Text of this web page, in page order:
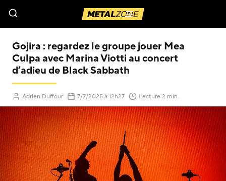
Menu
Gojira : regardez le groupe jouer Mea
Culpa avec Marina Viotti au concert
d’adieu de Black Sabbath
Adrien Duffour 7/7/2025(Mis à jour le
à 12h27 Lecture 2 min.